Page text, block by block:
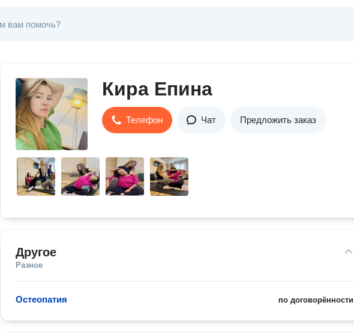
Кира Епина
Телефон Чат Предложить заказ
Другое
Разное
по договорённости
Остеопатия